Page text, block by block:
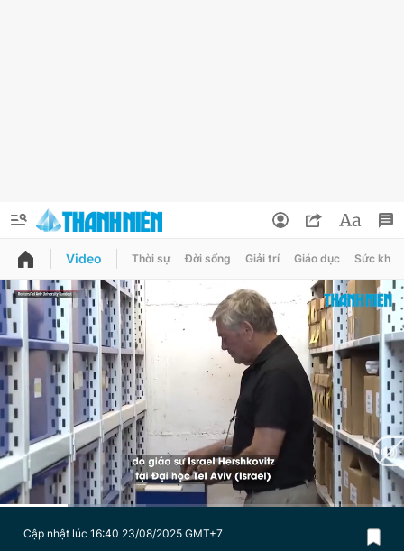
QUẢNG CÁO
Chuyên mục
Chuyên mục khác
Chào ngày mới Tin 24h
Thông tin tài khoản
Đổi mật khẩu
Tin đã lưu
Tin đã xem
Đăng xuất
Video Thời sự Đời sống Giải trí Giáo dục Sức khỏe
Cập nhật lúc 16:40 23/08/2025 GMT+7